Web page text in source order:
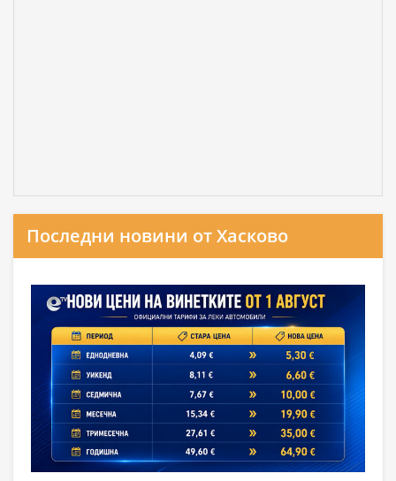
Последни новини от Хасково